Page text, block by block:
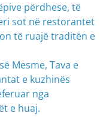
përdhese, të
sot në restorantet
të ruajë traditën e
Mesme, Tava e
e kuzhinës
nga
e huaj.